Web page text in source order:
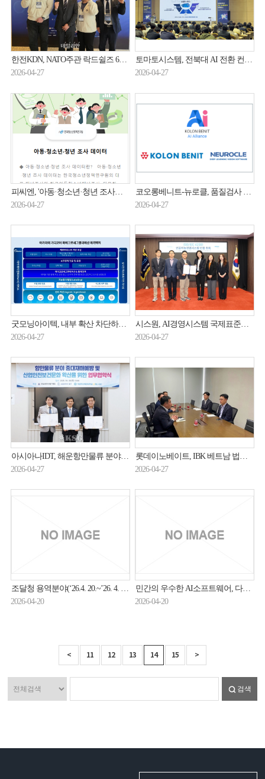
한전KDN, NATO주관 락드쉴즈 6년 연속 참가…에너지ICT 보안 '철벽 방어' 입증
2026-04-27
토마토시스템, 전북대 AI 전환 컨퍼런스서 'JUMP' 시연…대학 행정 DX 혁신 사례 공개
2026-04-27
피씨엔, '아동·청소년·청년 조사데이터 개방체계' 구축…데이터 개방사업 일환
2026-04-27
코오롱베니트-뉴로클, 품질검사 AI 솔루션 출시
2026-04-27
굿모닝아이텍, 내부 확산 차단하는 제로트러스트 보안 전략 제시
2026-04-27
시스원, AI경영시스템 국제표준인증 획득
2026-04-27
아시아나IDT, 해운항만물류 분야 중대재해 예방 도우미 박차
2026-04-27
롯데이노베이트, IBK 베트남 법인 IT 프로젝트 수주
2026-04-27
조달청 용역분야(‘26.4. 20.~’26. 4. 30.) 입찰동향
2026-04-20
민간의 우수한 AI소프트웨어, 다수공급자계약으로 공공시장에 더 빠르게 진입한다
2026-04-20
< 11 12 13 14 15 >
검색